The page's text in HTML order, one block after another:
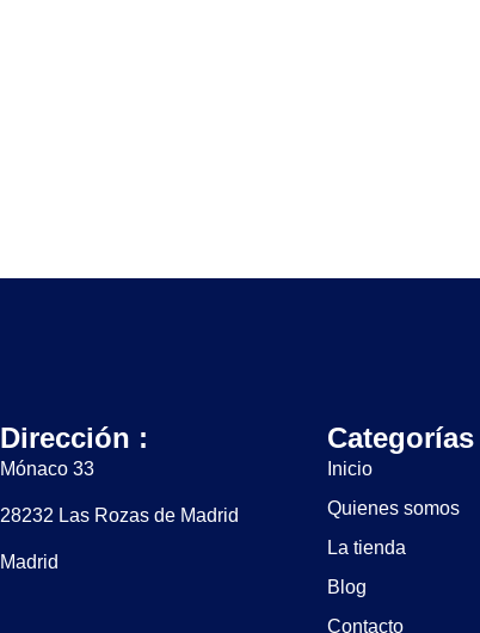
Dirección :
Mónaco 33
28232 Las Rozas de Madrid
Madrid
Categorías
Inicio
Quienes somos
La tienda
Blog
Contacto